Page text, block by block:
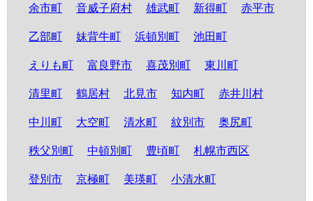
余市町 音威子府村 雄武町 新得町 赤平市
乙部町 妹背牛町 浜頓別町 池田町
えりも町 富良野市 喜茂別町 東川町
清里町 鶴居村 北見市 知内町 赤井川村
中川町 大空町 清水町 紋別市 奥尻町
秩父別町 中頓別町 豊頃町 札幌市西区
登別市 京極町 美瑛町 小清水町